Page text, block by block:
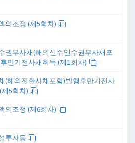
의조정 (제5회차)
권부사채(해외신주인수권부사채포
만기전사채취득 (제1회차)
(해외전환사채포함)발행후만기전사
5회차)
의조정 (제6회차)
투자등